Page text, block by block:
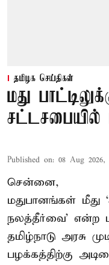
தமிழக செய்திகள்
மது
சட்டசபையில்
Published on: 08 Aug 2026,
சென்னை,
மதுபானங்கள் மீது
நலத்தீர்வை’ என்ற
தமிழ்நாடு அரசு
பழக்கத்திற்கு